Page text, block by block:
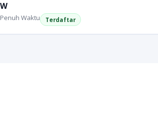
Penuh Waktu Terdaftar